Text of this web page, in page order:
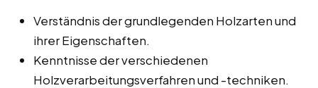
Verständnis der grundlegenden Holzarten und
ihrer Eigenschaften.
Kenntnisse der verschiedenen
Holzverarbeitungsverfahren und -techniken.